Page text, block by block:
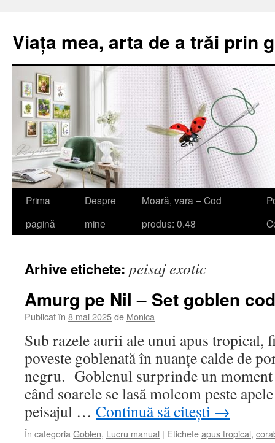
Viața mea, arta de a trăi prin
Sari
Prima
pagină
Despre
mine
Moară, vara – Cod
produs: 0.48
Arhive etichete: peisaj exotic
Amurg pe Nil – Set goblen
Publicat în 8 mai 2025de Monica
Sub razele aurii ale unui apus tropical,
poveste goblenată în nuanțe calde de
negru. Goblenul surprinde un
când soarele se lasă molcom peste
peisajul … Continuă să citești →
În categoria Goblen, Lucru manual | Eticheteapus tropical,